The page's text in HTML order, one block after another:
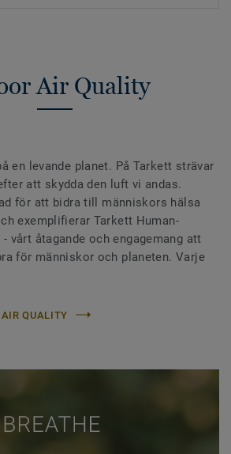
Air Quality
en levande planet. På Tarkett strävar
att skydda den luft vi andas.
för att bidra till människors hälsa
exemplifierar Tarkett Human-
vårt åtagande och engagemang att
för människor och planeten. Varje
QUALITY